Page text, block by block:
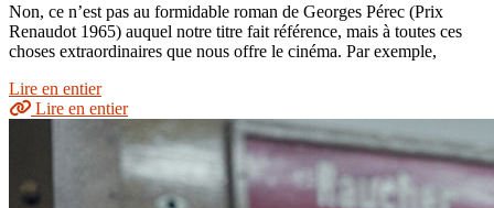
Non, ce n’est pas au formidable roman de Georges Pérec (Prix
Renaudot 1965) auquel notre titre fait référence, mais à toutes ces
choses extraordinaires que nous offre le cinéma. Par exemple,
Lire en entier
Lire en entier